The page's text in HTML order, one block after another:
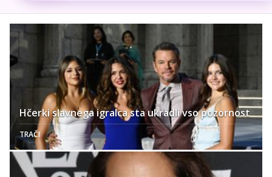
Hčerki slavnega igralca sta ukradli vso pozornost
TRAČI